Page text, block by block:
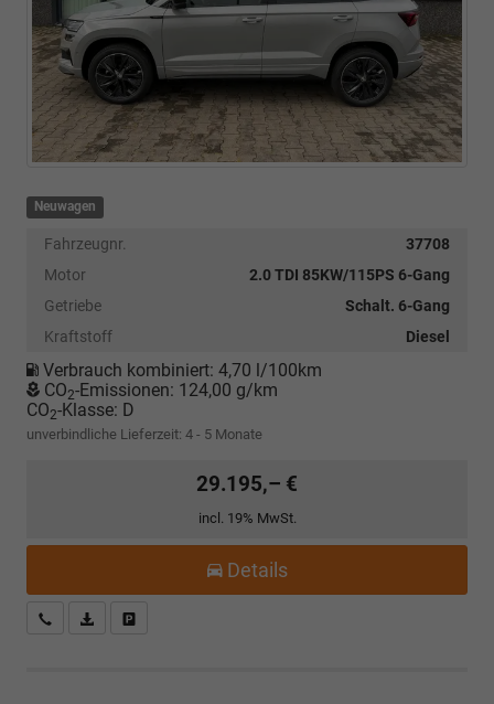
Neuwagen
Fahrzeugnr.
37708
Motor
2.0 TDI 85KW/115PS 6-Gang
Getriebe
Schalt. 6-Gang
Kraftstoff
Diesel
Verbrauch kombiniert: 4,70 l/100km
CO2-Emissionen: 124,00 g/km
CO2-Klasse: D
unverbindliche Lieferzeit: 4 - 5 Monate
29.195,– €
incl. 19% MwSt.
Details
Kostenloser Rückruf-Service
PDF-Datei, Fahrzeugexposé drucken